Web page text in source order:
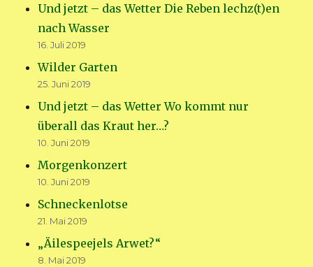
Und jetzt – das Wetter Die Reben lechz(t)en
nach Wasser
16. Juli 2019
Wilder Garten
25. Juni 2019
Und jetzt – das Wetter Wo kommt nur
überall das Kraut her…?
10. Juni 2019
Morgenkonzert
10. Juni 2019
Schneckenlotse
21. Mai 2019
„Äilespeejels Arwet?“
8. Mai 2019